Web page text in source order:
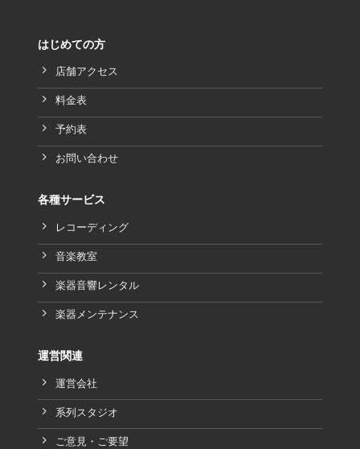
はじめての方
店舗アクセス
料金表
予約表
お問い合わせ
各種サービス
レコーディング
音楽教室
楽器音響レンタル
楽器メンテナンス
運営関連
運営会社
系列スタジオ
ご意見・ご要望